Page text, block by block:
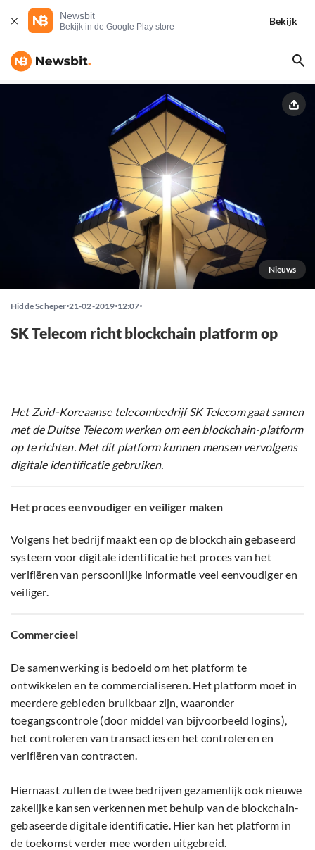
Newsbit
Bekijk in de Google Play store
Bekijk
Nieuws
Hidde Scheper 21-02-2019 12:07
SK Telecom richt blockchain platform op
Het Zuid-Koreaanse telecombedrijf SK Telecom gaat samen
met de Duitse Telecom werken om een blockchain-platform
op te richten. Met dit platform kunnen mensen vervolgens
digitale identificatie gebruiken.
Het proces eenvoudiger en veiliger maken
Volgens het bedrijf maakt een op de blockchain gebaseerd
systeem voor digitale identificatie het proces van het
verifiëren van persoonlijke informatie veel eenvoudiger en
veiliger.
Commercieel
De samenwerking is bedoeld om het platform te
ontwikkelen en te commercialiseren. Het platform moet in
meerdere gebieden bruikbaar zijn, waaronder
toegangscontrole (door middel van bijvoorbeeld logins),
het controleren van transacties en het controleren en
verifiëren van contracten.
Hiernaast zullen de twee bedrijven gezamenlijk ook nieuwe
zakelijke kansen verkennen met behulp van de blockchain-
gebaseerde digitale identificatie. Hier kan het platform in
de toekomst verder mee worden uitgebreid.